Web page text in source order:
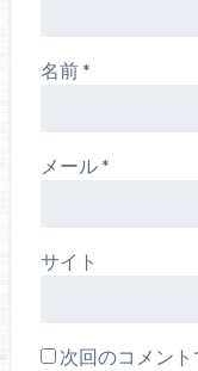
名前*
メール*
サイト
次回のコメン